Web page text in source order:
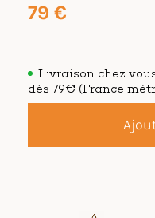
79 €
Livraison chez
dès 79€ (France